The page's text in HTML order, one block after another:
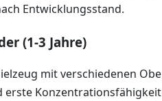
Entwicklungsstand.
(1-3 Jahre)
mit verschiedenen
erste